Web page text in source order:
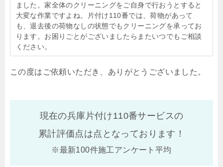
ました。家全体のクリーニングをご自身で行おうとすると
大変な作業ですよね。片付け110番では、荷物があって
も、退去後の荷物なしの状態でもクリーニングを承ってお
ります。お困りごとがございましたらまたいつでもご相談
ください。
この度はご依頼いただき、ありがとうございました。
現在の兵庫片付け110番サービスの
累計評価点は点となっております！
※最新100件施工アンケート平均